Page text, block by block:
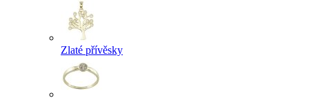
Zlaté přívěsky